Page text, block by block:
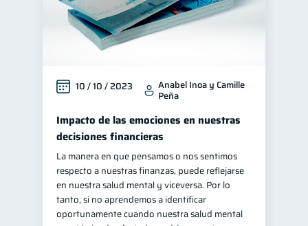
10 / 10 / 2023 Anabel Inoa y Camille
Peña
Impacto de las emociones en nuestras
decisiones financieras
La manera en que pensamos o nos sentimos
respecto a nuestras finanzas, puede reflejarse
en nuestra salud mental y viceversa. Por lo
tanto, si no aprendemos a identificar
oportunamente cuando nuestra salud mental